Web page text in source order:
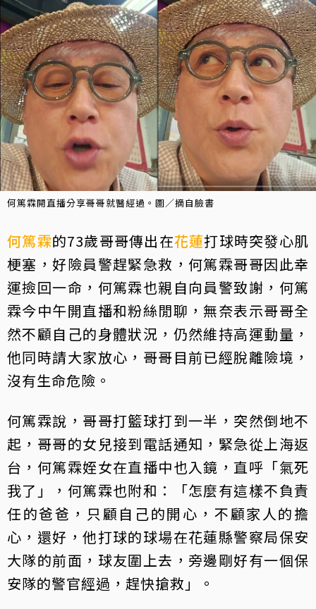
何篤霖開直播分享哥哥就醫經過。圖／摘自臉書
何篤霖的73歲哥哥傳出在花蓮打球時突發心肌
梗塞，好險員警趕緊急救，何篤霖哥哥因此幸
運撿回一命，何篤霖也親自向員警致謝，何篤
霖今中午開直播和粉絲閒聊，無奈表示哥哥全
然不顧自己的身體狀況，仍然維持高運動量，
他同時請大家放心，哥哥目前已經脫離險境，
沒有生命危險。
何篤霖說，哥哥打籃球打到一半，突然倒地不
起，哥哥的女兒接到電話通知，緊急從上海返
台，何篤霖姪女在直播中也入鏡，直呼「氣死
我了」，何篤霖也附和：「怎麼有這樣不負責
任的爸爸，只顧自己的開心，不顧家人的擔
心，還好，他打球的球場在花蓮縣警察局保安
大隊的前面，球友圍上去，旁邊剛好有一個保
安隊的警官經過，趕快搶救」。